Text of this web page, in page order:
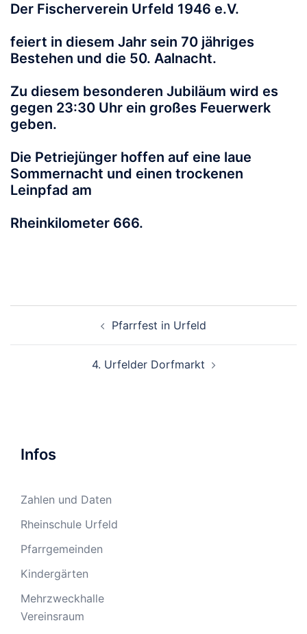
Der Fischerverein Urfeld 1946 e.V.
feiert in diesem Jahr sein 70 jähriges
Bestehen und die 50. Aalnacht.
Zu diesem besonderen Jubiläum wird es
gegen 23:30 Uhr ein großes Feuerwerk
geben.
Die Petriejünger hoffen auf eine laue
Sommernacht und einen trockenen
Leinpfad am
Rheinkilometer 666.
Pfarrfest in Urfeld
4. Urfelder Dorfmarkt
Infos
Zahlen und Daten
Rheinschule Urfeld
Pfarrgemeinden
Kindergärten
Mehrzweckhalle
Vereinsraum